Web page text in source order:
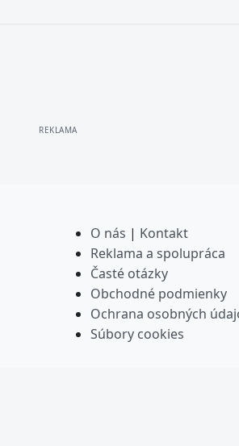
O nás | Kontakt
Reklama a spolupráca
Časté otázky
Obchodné podmienky
Ochrana osobných
Súbory cookies